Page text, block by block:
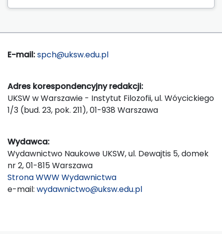
E-mail:spch@uksw.edu.pl
Adres korespondencyjny redakcji:
UKSW w Warszawie - Instytut Filozofii, ul. Wóycickiego
1/3 (bud. 23, pok. 211), 01-938 Warszawa
Wydawca:
Wydawnictwo Naukowe UKSW, ul. Dewajtis 5, domek
nr 2, 01-815 Warszawa
Strona WWW Wydawnictwa
e-mail: wydawnictwo@uksw.edu.pl